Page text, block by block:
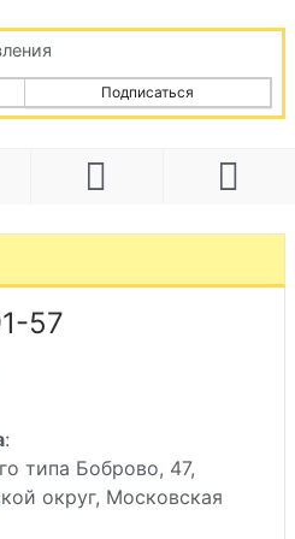
Подписаться
57
:
типа Боброво, 47,
округ, Московская